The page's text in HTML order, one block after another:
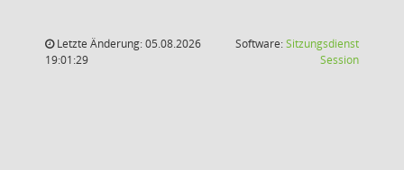
Letzte Änderung: 05.08.2026
19:01:29
Software:Sitzungsdienst
Session(Wird in